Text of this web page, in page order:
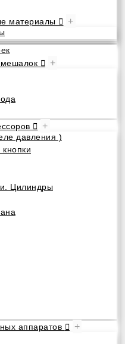
материалы
+
+
+
давления )
Цилиндры
аппаратов
+